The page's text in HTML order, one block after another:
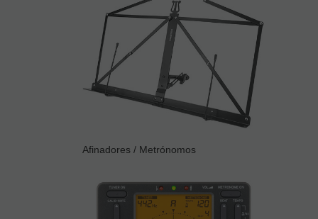
Afinadores / Metrónomos